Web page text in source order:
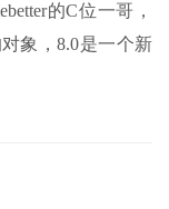
的C位一哥，
象，8.0是一个新